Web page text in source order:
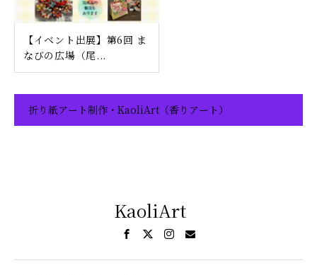
【イベント出展】第6回 ま
なびの広場（尾...
折り紙アート制作・KaoliArt（香りアート）
KaoliArt